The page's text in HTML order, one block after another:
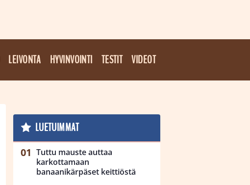
LEIVONTA HYVINVOINTI TESTIT VIDEOT
LUETUIMMAT
Tuttu mauste auttaa
karkottamaan
banaanikärpäset keittiöstä